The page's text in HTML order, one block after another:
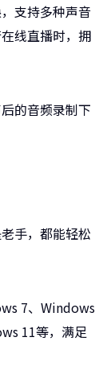
支持多种声音
线直播时，拥
的音频录制下
手，都能轻松
7、Windows
11等，满足